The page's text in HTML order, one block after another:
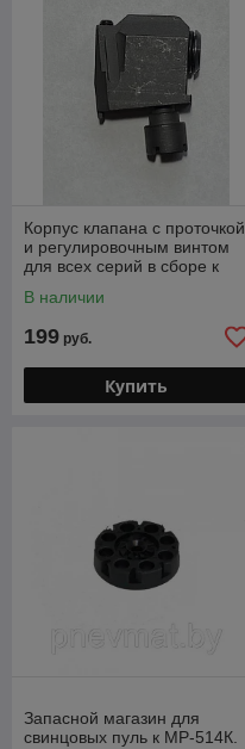
Корпус клапана с проточкой
и регулировочным винтом
для всех серий в сборе к
В наличии
199 руб.
Купить
Запасной магазин для
свинцовых пуль к МР-514К.